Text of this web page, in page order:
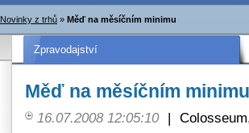
Novinky z trhů » Měď na měsíčním minimu
Zpravodajství
Měď na měsíčním minimu
16.07.2008 12:05:10 |